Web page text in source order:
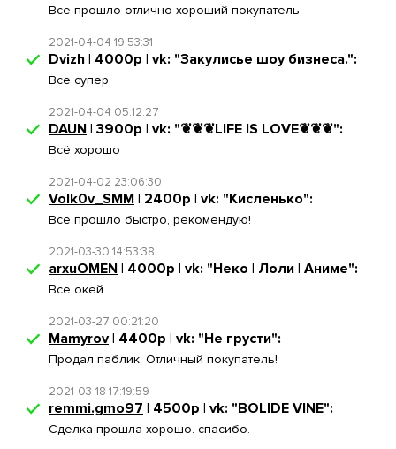
Все прошло отлично хороший покупатель
2021-04-04 19:53:31
Dvizh | 4000р | vk: "Закулисье шоу бизнеса.":
Все супер.
2021-04-04 05:12:27
DAUN | 3900р | vk: "❦❦❦LIFE IS LOVE❦❦❦":
Всё хорошо
2021-04-02 23:06:30
Volk0v_SMM | 2400р | vk: "Кисленько":
Все прошло быстро, рекомендую!
2021-03-30 14:53:38
arxuOMEN | 4000р | vk: "Неко | Лоли | Аниме":
Все окей
2021-03-27 00:21:20
Mamyrov| 4400р | vk: "Не грусти":
Продал паблик. Отличный покупатель!
2021-03-18 17:19:59
remmi.gmo97 | 4500р | vk: "BOLIDE VINE":
Сделка прошла хорошо. спасибо.